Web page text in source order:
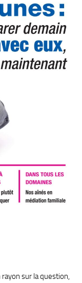
sur la question,